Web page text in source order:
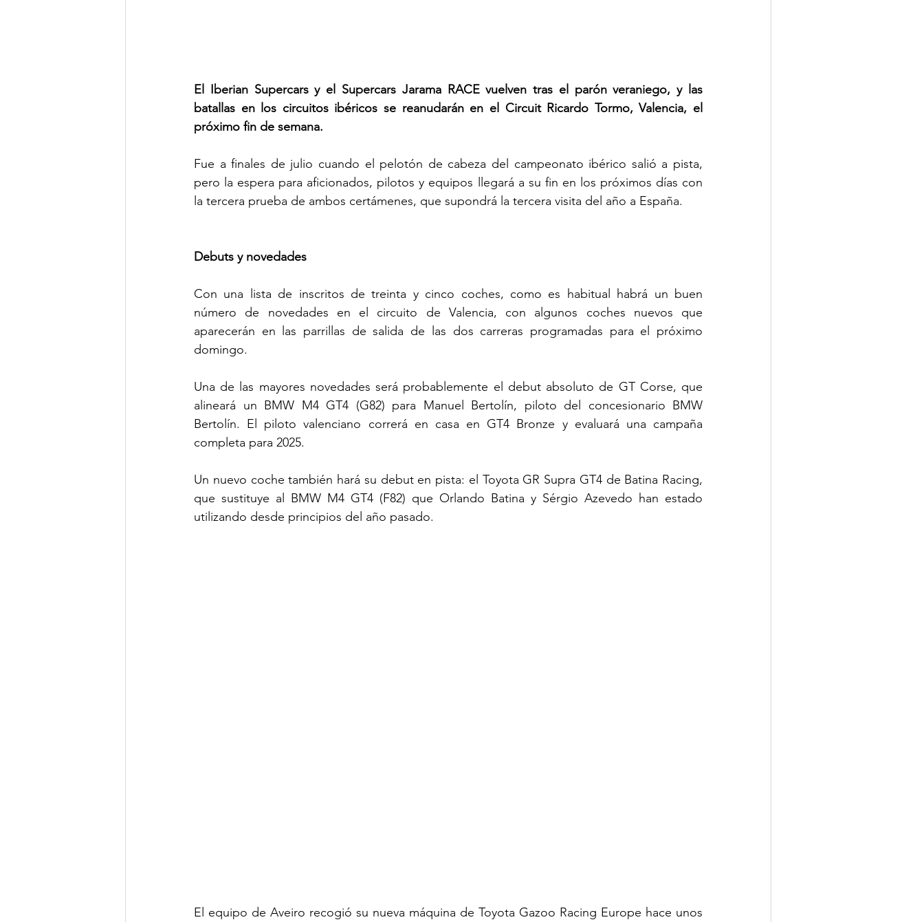
El Iberian Supercars y el Supercars Jarama RACE vuelven tras el parón veraniego, y las
batallas en los circuitos ibéricos se reanudarán en el Circuit Ricardo Tormo, Valencia, el
próximo fin de semana.
Fue a finales de julio cuando el pelotón de cabeza del campeonato ibérico salió a pista,
pero la espera para aficionados, pilotos y equipos llegará a su fin en los próximos días con
la tercera prueba de ambos certámenes, que supondrá la tercera visita del año a España.
Debuts y novedades
Con una lista de inscritos de treinta y cinco coches, como es habitual habrá un buen
número de novedades en el circuito de Valencia, con algunos coches nuevos que
aparecerán en las parrillas de salida de las dos carreras programadas para el próximo
domingo.
Una de las mayores novedades será probablemente el debut absoluto de GT Corse, que
alineará un BMW M4 GT4 (G82) para Manuel Bertolín, piloto del concesionario BMW
Bertolín. El piloto valenciano correrá en casa en GT4 Bronze y evaluará una campaña
completa para 2025.
Un nuevo coche también hará su debut en pista: el Toyota GR Supra GT4 de Batina Racing,
que sustituye al BMW M4 GT4 (F82) que Orlando Batina y Sérgio Azevedo han estado
utilizando desde principios del año pasado.
El equipo de Aveiro recogió su nueva máquina de Toyota Gazoo Racing Europe hace unos